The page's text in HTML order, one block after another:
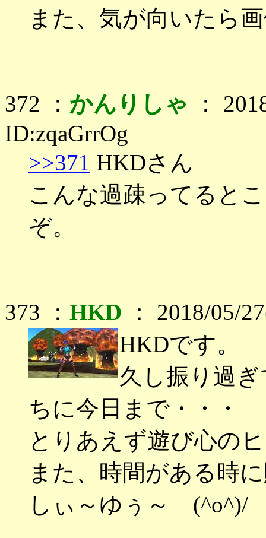
また、気が向いたら
372 ： かんりしゃ ：
ID:zqaGrrOg
>>371 HKDさん
こんな過疎ってると
ぞ。
373 ： HKD ： 2018/05/
HKDです。
久し振り過
ちに今日まで・・・
とりあえず遊び心の
また、時間がある時
しぃ～ゆぅ～ (^o^)/